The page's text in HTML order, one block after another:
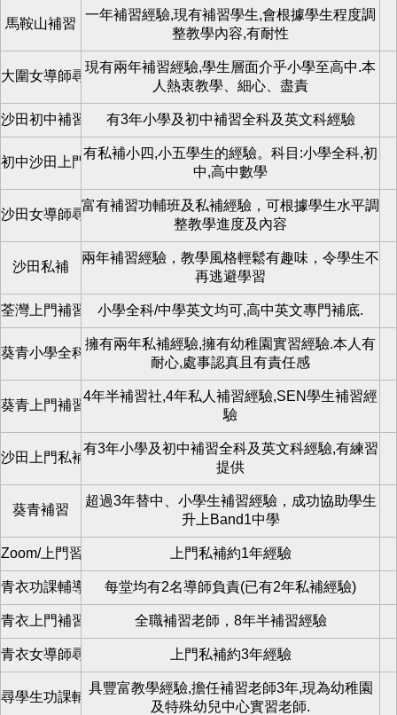
馬鞍山補習
一年補習經驗,現有補習學生,會根據學生程度調
整教學內容,有耐性
大圍女導師尋學生
現有兩年補習經驗,學生層面介乎小學至高中.本
人熱衷教學、細心、盡責
沙田初中補習全科有3年小學及初中補習全科及英文科經驗
初中沙田上門補習
有私補小四,小五學生的經驗。科目:小學全科,初
中,高中數學
沙田女導師尋學生
富有補習功輔班及私補經驗，可根據學生水平調
整教學進度及內容
沙田私補
兩年補習經驗，教學風格輕鬆有趣味，令學生不
再逃避學習
荃灣上門補習 小學全科/中學英文均可,高中英文專門補底.
葵青小學全科補習
擁有兩年私補經驗,擁有幼稚園實習經驗.本人有
耐心,處事認真且有責任感
葵青上門補習
4年半補習社,4年私人補習經驗,SEN學生補習經
驗
沙田上門私補
有3年小學及初中補習全科及英文科經驗,有練習
提供
葵青補習
超過3年替中、小學生補習經驗，成功協助學生
升上Band1中學
Zoom/上門習青衣區 上門私補約1年經驗
青衣功課輔導班 每堂均有2名導師負責(已有2年私補經驗)
青衣上門補習老師 全職補習老師，8年半補習經驗
青衣女導師尋學生 上門私補約3年經驗
尋學生功課輔導班/專科補習私補/zoom
具豐富教學經驗,擔任補習老師3年,現為幼稚園
及特殊幼兒中心實習老師.